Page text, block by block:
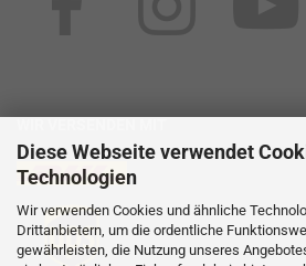
Diese Webseite verwendet
Technologien
Wir verwenden Cookies und ähnliche
Drittanbietern, um die ordentliche
gewährleisten, die Nutzung unseres